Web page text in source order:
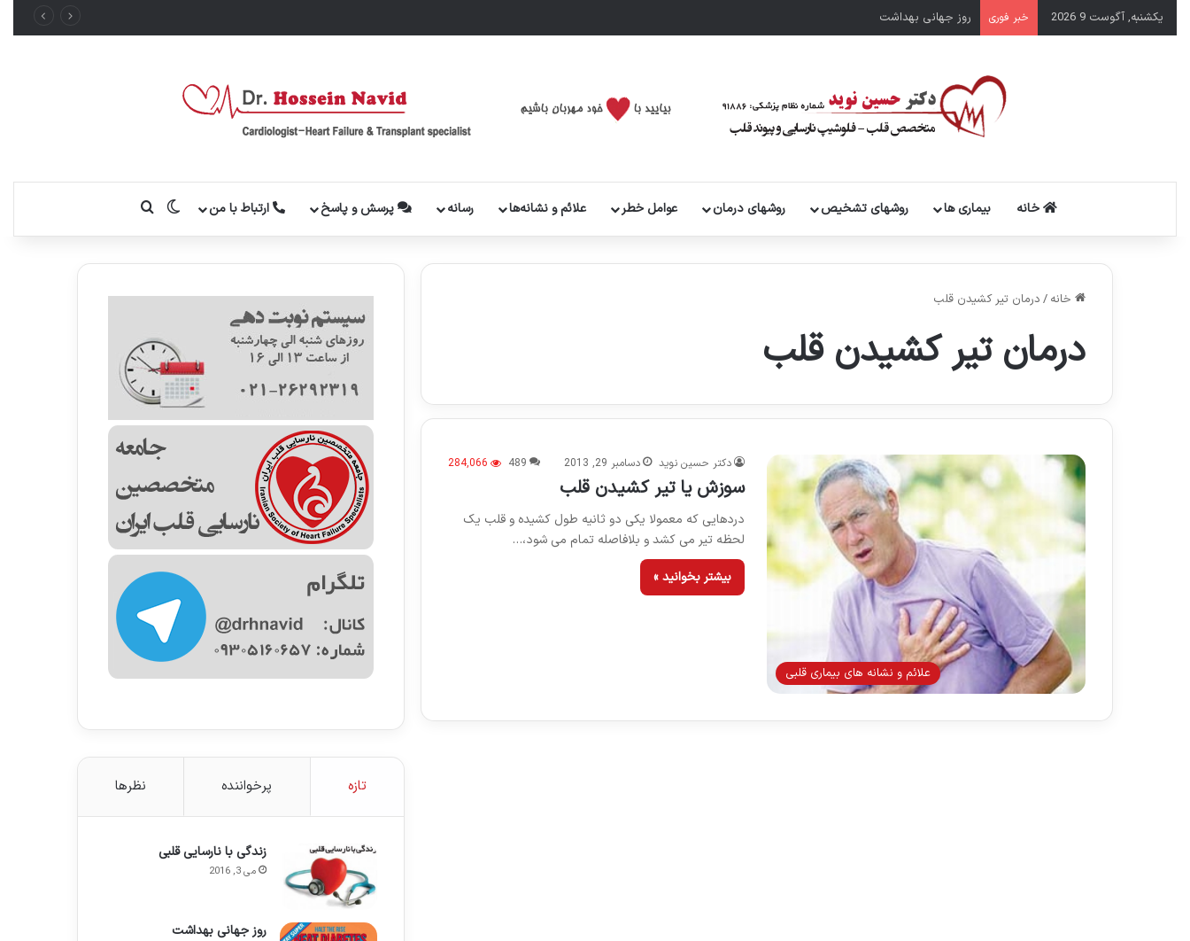
یکشنبه, آگوست 9 2026 خبر فوری روز جهانی بهداشت
خانه بیماری ها روشهای تشخیص روشهای درمان عوامل خطر علائم و نشانه‌ها رسانه پرسش و پاسخ ارتباط با من تغییر پوسته
خانه / درمان تیر کشیدن قلب
درمان تیر کشیدن قلب
علائم و نشانه های بیماری قلبی
دکتر حسین نوید دسامبر 29, 2013 489
284,066
سوزش يا تير كشيدن قلب
دردهایی که معمولا یکی دو ثانیه طول کشیده و قلب یک
لحظه تیر می کشد و بلافاصله تمام می ‌شود،…
بیشتر بخوانید »
تازه پرخواننده نظرها
زندگی با نارسایی قلبی
می 3, 2016
روز جهانی بهداشت